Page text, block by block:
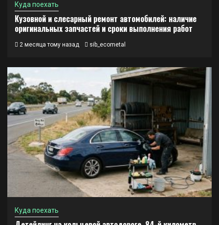
Куда поехать
Кузовной и слесарный ремонт автомобилей: наличие
оригинальных запчастей и сроки выполнения работ
2 месяца тому назад sib_ecometal
Куда поехать